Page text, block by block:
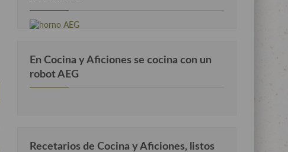
En Cocina y Aficiones se cocina con un
robot AEG
Recetarios de Cocina y Aficiones, listos